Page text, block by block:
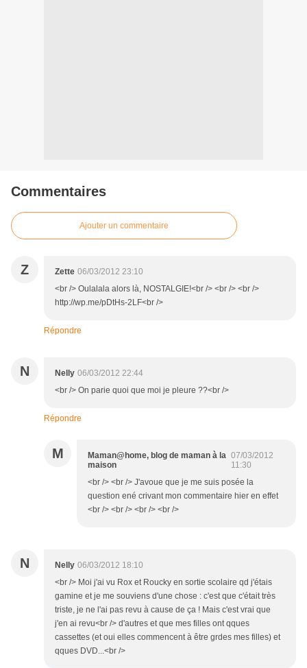
Commentaires
Ajouter un commentaire
Z Zette 06/03/2012 23:10
<br /> Oulalala alors là, NOSTALGIE!<br /> <br /> <br />
http://wp.me/pDtHs-2LF<br />
Répondre
N Nelly 06/03/2012 22:44
<br /> On parie quoi que moi je pleure ??<br />
Répondre
M
Maman@home, blog de maman à la
maison
07/03/2012
11:30
<br /> <br /> J'avoue que je me suis posée la
question ené crivant mon commentaire hier en effet
<br /> <br /> <br /> <br />
N Nelly 06/03/2012 18:10
<br /> Moi j'ai vu Rox et Roucky en sortie scolaire qd j'étais
gamine et je me souviens d'une chose : c'est que c'était très
triste, je ne l'ai pas revu à cause de ça ! Mais c'est vrai que
j'en ai revu<br /> d'autres et que mes filles ont qques
cassettes (et oui elles commencent à être grdes mes filles) et
qques DVD...<br />